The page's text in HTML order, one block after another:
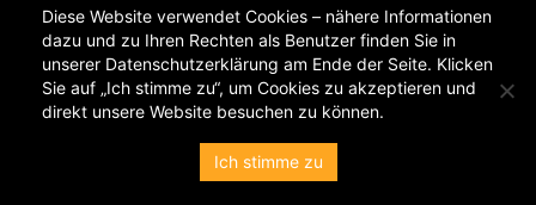
隐私政策
Diese Website verwendet Cookies – nähere Informationen
dazu und zu Ihren Rechten als Benutzer finden Sie in
unserer Datenschutzerklärung am Ende der Seite. Klicken
Sie auf „Ich stimme zu“, um Cookies zu akzeptieren und
direkt unsere Website besuchen zu können.
Ich stimme zu